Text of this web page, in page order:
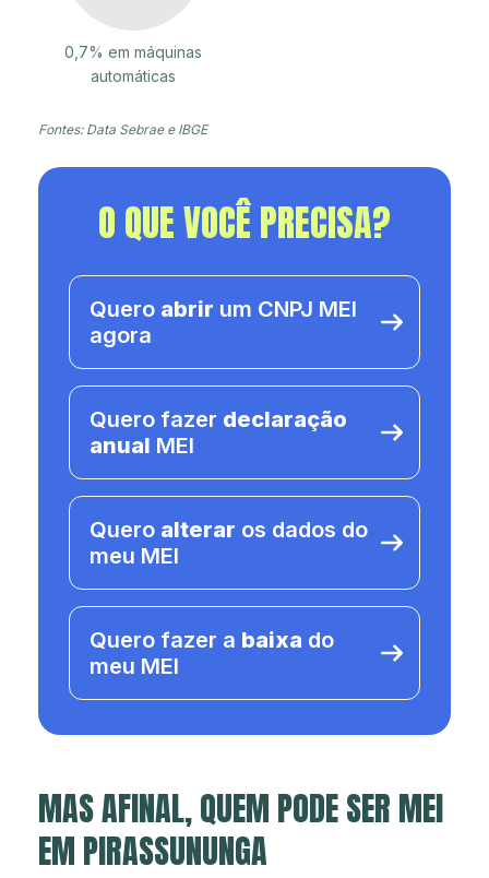
0,7% em máquinas
automáticas
Fontes: Data Sebrae e IBGE
O QUE VOCÊ PRECISA?
Quero abrir um CNPJ MEI
agora
Quero fazer declaração
anual MEI
Quero alterar os dados do
meu MEI
Quero fazer a baixa do
meu MEI
MAS AFINAL, QUEM PODE SER MEI
EM PIRASSUNUNGA